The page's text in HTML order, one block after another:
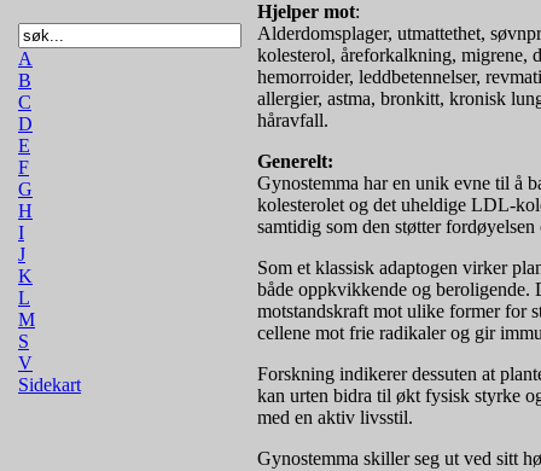
A
B
C
D
E
F
G
H
I
J
K
L
M
S
V
Sidekart
Hjelper mot:
Alderdomsplager, utmattethet,
kolesterol, åreforkalkning, migrene,
hemorroider, leddbetennelser,
allergier, astma, bronkitt, kronisk
håravfall.
Generelt:
Gynostemma har en unik evne til å
kolesterolet og det uheldige LDL-
samtidig som den støtter
Som et klassisk adaptogen virker
både oppkvikkende og beroligende.
motstandskraft mot ulike former for
cellene mot frie radikaler og gir
Forskning indikerer dessuten at
kan urten bidra til økt fysisk styrke
med en aktiv livsstil.
Gynostemma skiller seg ut ved sitt